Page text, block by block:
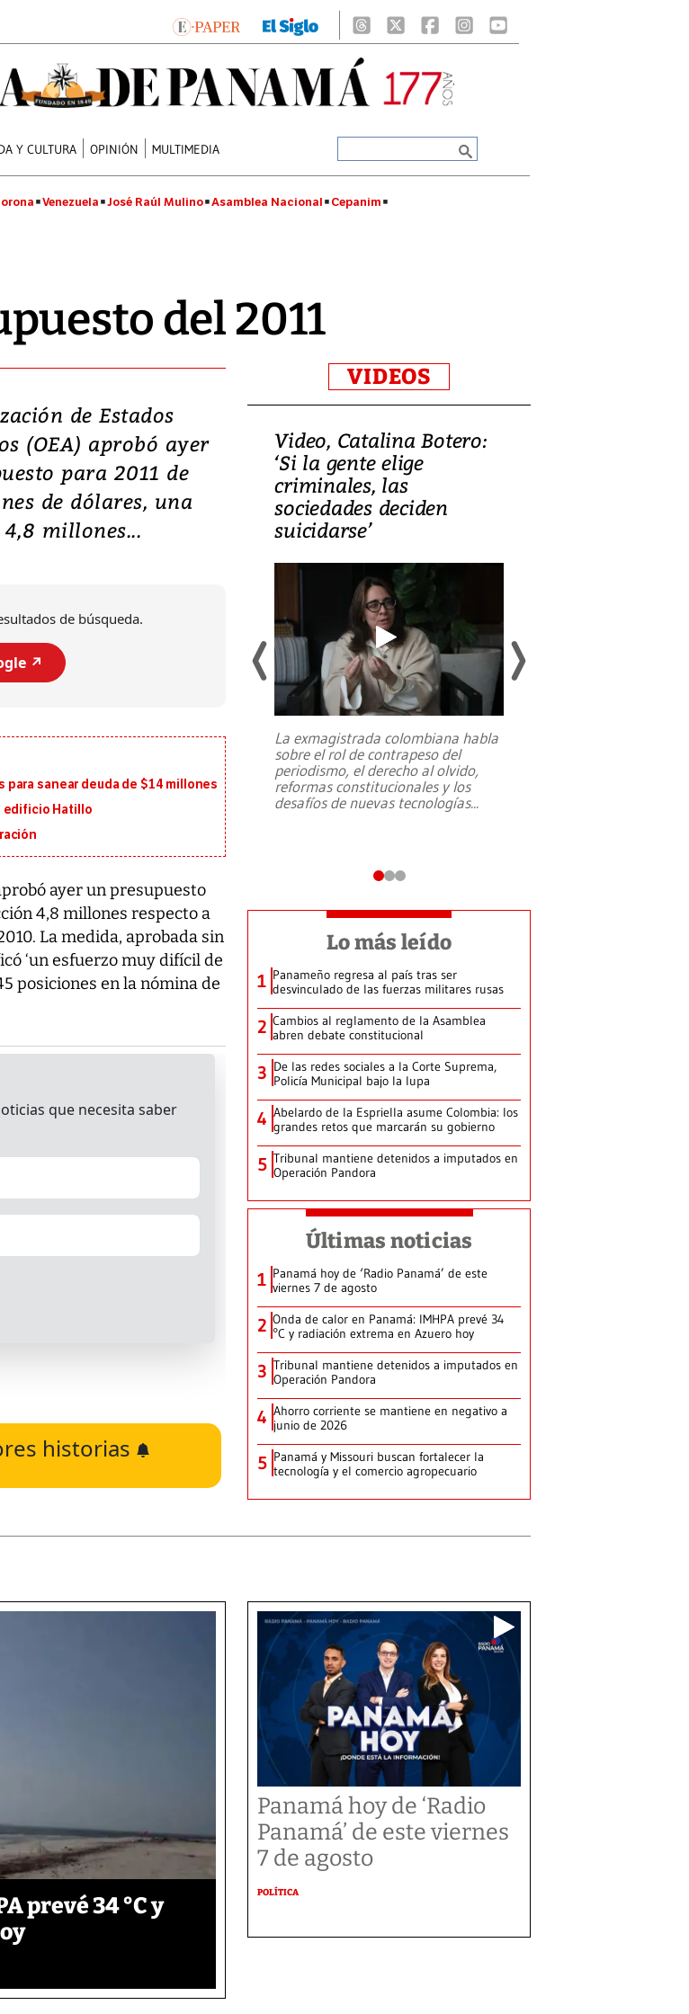
Y CULTURA OPINIÓN MULTIMEDIA
Venezuela José Raúl Mulino Asamblea Nacional Cepanim
del 2011
de Estados
(OEA) aprobó ayer
para 2011 de
de dólares, una
millones...
de búsqueda.
↗️
sanear deuda de $14 millones
edificio Hatillo
ayer un presupuesto
4,8 millones respecto a
La medida, aprobada sin
‘un esfuerzo muy difícil de
posiciones en la nómina de
historias
VIDEOS
Japón: Terremoto
deja heridos y graves
en Kumamoto
sur de Japón, provocando una
Video, Catalina Botero:
‘Si la gente elige
criminales, las
sociedades deciden
suicidarse’
La exmagistrada colombiana habla
sobre el rol de contrapeso del
periodismo, el derecho al olvido,
reformas constitucionales y los
desafíos de nuevas tecnologías...
Lo más leído
1 Panameño regresa al país tras ser
desvinculado de las fuerzas militares rusas
2 Cambios al reglamento de la Asamblea
abren debate constitucional
3 De las redes sociales a la Corte Suprema,
Policía Municipal bajo la lupa
4 Abelardo de la Espriella asume Colombia: los
grandes retos que marcarán su gobierno
5 Tribunal mantiene detenidos a imputados en
Operación Pandora
Últimas noticias
1 Panamá hoy de ‘Radio Panamá’ de este
viernes 7 de agosto
2 Onda de calor en Panamá: IMHPA prevé 34
°C y radiación extrema en Azuero hoy
3 Tribunal mantiene detenidos a imputados en
Operación Pandora
4 Ahorro corriente se mantiene en negativo a
junio de 2026
5 Panamá y Missouri buscan fortalecer la
tecnología y el comercio agropecuario
prevé 34 °C y
Panamá hoy de ‘Radio
Panamá’ de este viernes
7 de agosto
POLÍTICA